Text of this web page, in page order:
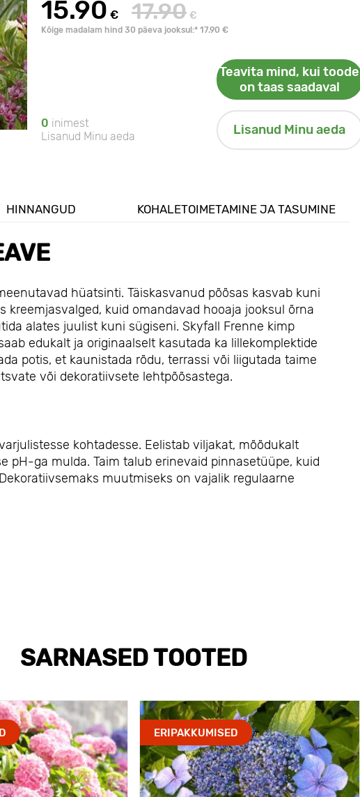
15.90 € 17.90 €
Kõige madalam hind 30 päeva jooksul:* 17.90 €
Teavita mind, kui toode
on taas saadaval
0 inimest
Lisanud Minu aeda
Lisanud Minu aeda
HINNANGUD KOHALETOIMETAMINE JA TASUMINE
hüatsinti. Täiskasvanud põõsas kasvab kuni
kreemjasvalged, kuid omandavad hooaja jooksul õrna
alates juulist kuni sügiseni. Skyfall Frenne kimp
edukalt ja originaalselt kasutada ka lillekomplektide
potis, et kaunistada rõdu, terrassi või liigutada taime
või dekoratiivsete lehtpõõsastega.
kohtadesse. Eelistab viljakat, mõõdukalt
pH-ga mulda. Taim talub erinevaid pinnasetüüpe, kuid
muutmiseks on vajalik regulaarne
SARNASED TOOTED
ERIPAKKUMISED